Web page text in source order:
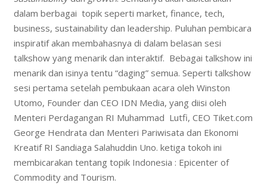
dalam berbagai topik seperti market, finance, tech,
business, sustainability dan leadership. Puluhan pembicara
inspiratif akan membahasnya di dalam belasan sesi
talkshow yang menarik dan interaktif. Bebagai talkshow ini
menarik dan isinya tentu “daging” semua. Seperti talkshow
sesi pertama setelah pembukaan acara oleh Winston
Utomo, Founder dan CEO IDN Media, yang diisi oleh
Menteri Perdagangan RI Muhammad Lutfi, CEO Tiket.com
George Hendrata dan Menteri Pariwisata dan Ekonomi
Kreatif RI Sandiaga Salahuddin Uno. ketiga tokoh ini
membicarakan tentang topik Indonesia : Epicenter of
Commodity and Tourism.